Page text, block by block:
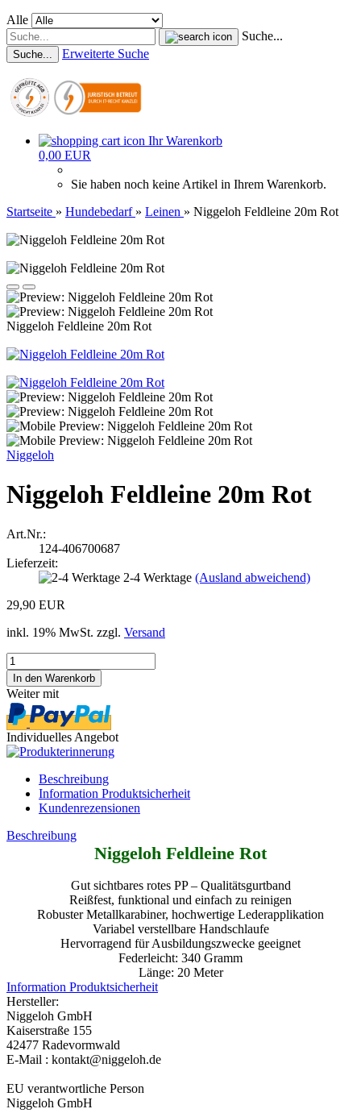
Alle
Suche...
Suche... Erweiterte Suche
Ihr Warenkorb
0,00 EUR
Sie haben noch keine Artikel in Ihrem Warenkorb.
Startseite » Hundebedarf » Leinen » Niggeloh Feldleine 20m Rot
Niggeloh Feldleine 20m Rot
Niggeloh
Niggeloh Feldleine 20m Rot
Art.Nr.:
124-406700687
Lieferzeit:
2-4 Werktage (Ausland abweichend)
29,90 EUR
inkl. 19% MwSt. zzgl. Versand
Weiter mit
Individuelles Angebot
Beschreibung
Information Produktsicherheit
Kundenrezensionen
Beschreibung
Niggeloh Feldleine Rot
Gut sichtbares rotes PP – Qualitätsgurtband
Reißfest, funktional und einfach zu reinigen
Robuster Metallkarabiner, hochwertige Lederapplikation
Variabel verstellbare Handschlaufe
Hervorragend für Ausbildungszwecke geeignet
Federleicht: 340 Gramm
Länge: 20 Meter
Information Produktsicherheit
Hersteller:
Niggeloh GmbH
Kaiserstraße 155
42477 Radevormwald
E-Mail : kontakt@niggeloh.de
EU verantwortliche Person
Niggeloh GmbH